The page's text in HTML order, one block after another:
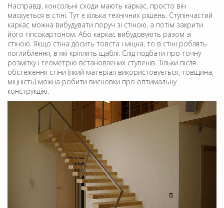
Насправді, консольні сходи мають каркас, просто він
маскується в стіні. Тут є кілька технічних рішень. Ступінчастий
каркас можна вибудувати поруч зі стіною, а потім закрити
його гіпсокартоном. Або каркас вибудовують разом зі
стіною. Якщо стіна досить товста і міцна, то в стіні роблять
поглиблення, в які кріплять щаблі. Слід подбати про точну
розмітку і геометрію встановлених ступенів. Тільки після
обстеження стіни (який матеріал використовується, товщина,
міцність) можна робити висновки про оптимальну
конструкцію.